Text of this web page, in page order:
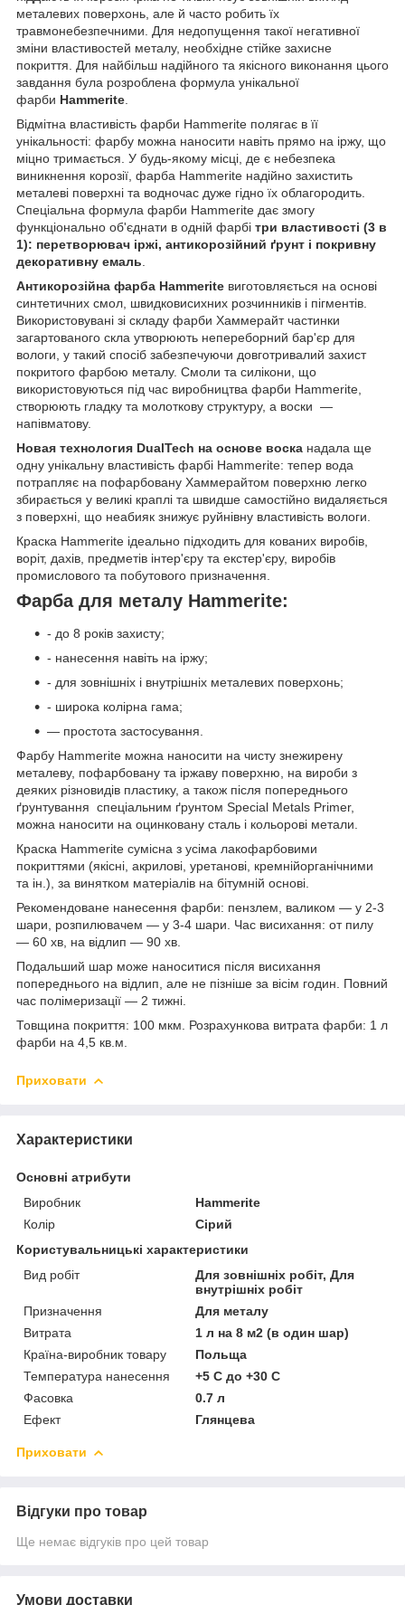
металевих поверхонь, але й часто робить їх
травмонебезпечними. Для недопущення такої негативної
зміни властивостей металу, необхідне стійке захисне
покриття. Для найбільш надійного та якісного виконання цього
завдання була розроблена формула унікальної
фарби Hammerite.
Відмітна властивість фарби Hammerite полягає в її
унікальності: фарбу можна наносити навіть прямо на іржу, що
міцно тримається. У будь-якому місці, де є небезпека
виникнення корозії, фарба Hammerite надійно захистить
металеві поверхні та водночас дуже гідно їх облагородить.
Спеціальна формула фарби Hammerite дає змогу
функціонально об'єднати в одній фарбі три властивості (3 в
1): перетворювач іржі, антикорозійний ґрунт і покривну
декоративну емаль.
Антикорозійна фарба Hammerite виготовляється на основі
синтетичних смол, швидковисихних розчинників і пігментів.
Використовувані зі складу фарби Хаммерайт частинки
загартованого скла утворюють непереборний бар'єр для
вологи, у такий спосіб забезпечуючи довготривалий захист
покритого фарбою металу. Смоли та силікони, що
використовуються під час виробництва фарби Hammerite,
створюють гладку та молоткову структуру, а воски —
напівматову.
Новая технология DualTech на основе воска надала ще
одну унікальну властивість фарбі Hammerite: тепер вода
потрапляє на пофарбовану Хаммерайтом поверхню легко
збирається у великі краплі та швидше самостійно видаляється
з поверхні, що неабияк знижує руйнівну властивість вологи.
Краска Hammerite ідеально підходить для кованих виробів,
воріт, дахів, предметів інтер'єру та екстер'єру, виробів
промислового та побутового призначення.
Фарба для металу Hammerite:
- до 8 років захисту;
- нанесення навіть на іржу;
- для зовнішніх і внутрішніх металевих поверхонь;
- широка колірна гама;
— простота застосування.
Фарбу Hammerite можна наносити на чисту знежирену
металеву, пофарбовану та іржаву поверхню, на вироби з
деяких різновидів пластику, а також після попереднього
ґрунтування спеціальним ґрунтом Special Metals Primer,
можна наносити на оцинковану сталь і кольорові метали.
Краска Hammerite сумісна з усіма лакофарбовими
покриттями (якісні, акрилові, уретанові, кремнійорганічними
та ін.), за винятком матеріалів на бітумній основі.
Рекомендоване нанесення фарби: пензлем, валиком — у 2-3
шари, розпилювачем — у 3-4 шари. Час висихання: oт пилу
— 60 хв, на відлип — 90 хв.
Подальший шар може наноситися після висихання
попереднього на відлип, але не пізніше за вісім годин. Повний
час полімеризації — 2 тижні.
Товщина покриття: 100 мкм. Розрахункова витрата фарби: 1 л
фарби на 4,5 кв.м.
Приховати
Характеристики
Основні атрибути
Виробник
Нammerite
Колір
Сірий
Користувальницькі характеристики
Вид робіт
Для зовнішніх робіт, Для
внутрішніх робіт
Призначення
Для металу
Витрата
1 л на 8 м2 (в один шар)
Країна-виробник товару
Польща
Температура нанесення
+5 С до +30 С
Фасовка
0.7 л
Ефект
Глянцева
Приховати
Відгуки про товар
Ще немає відгуків про цей товар
Умови доставки